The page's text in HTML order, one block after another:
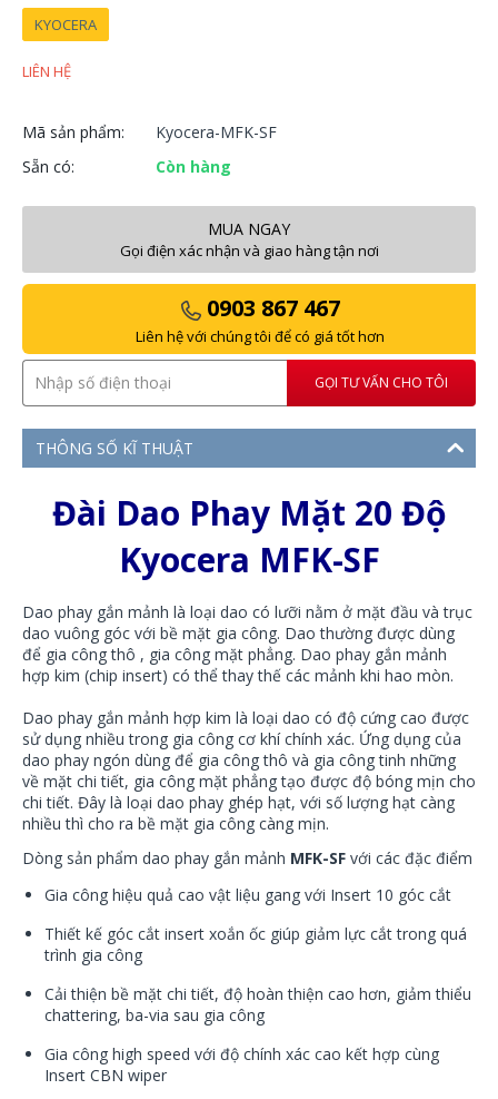
KYOCERA
LIÊN HỆ
Mã sản phẩm:
Kyocera-MFK-SF
Sẵn có:
Còn hàng
MUA NGAY
Gọi điện xác nhận và giao hàng tận nơi
0903 867 467
Liên hệ với chúng tôi để có giá tốt hơn
GỌI TƯ VẤN CHO TÔI
THÔNG SỐ KĨ THUẬT
Đài Dao Phay Mặt 20 Độ
Kyocera MFK-SF
Dao phay gắn mảnh là loại dao có lưỡi nằm ở mặt đầu và trục
dao vuông góc với bề mặt gia công. Dao thường được dùng
để gia công thô , gia công mặt phẳng. Dao phay gắn mảnh
hợp kim (chip insert) có thể thay thế các mảnh khi hao mòn.
Dao phay gắn mảnh hợp kim là loại dao có độ cứng cao được
sử dụng nhiều trong gia công cơ khí chính xác. Ứng dụng của
dao phay ngón dùng để gia công thô và gia công tinh những
về mặt chi tiết, gia công mặt phẳng tạo được độ bóng mịn cho
chi tiết. Đây là loại dao phay ghép hạt, với số lượng hạt càng
nhiều thì cho ra bề mặt gia công càng mịn.
Dòng sản phẩm dao phay gắn mảnh MFK-SF với các đặc điểm
Gia công hiệu quả cao vật liệu gang với Insert 10 góc cắt
Thiết kế góc cắt insert xoắn ốc giúp giảm lực cắt trong quá
trình gia công
Cải thiện bề mặt chi tiết, độ hoàn thiện cao hơn, giảm thiểu
chattering, ba-via sau gia công
Gia công high speed với độ chính xác cao kết hợp cùng
Insert CBN wiper